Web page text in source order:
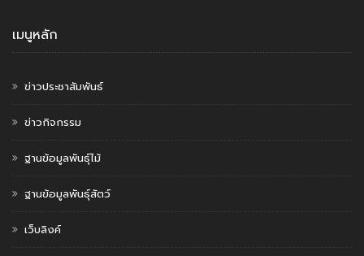
เมนูหลัก
ข่าวประชาสัมพันธ์
ข่าวกิจกรรม
ฐานข้อมูลพันธุ์ไม้
ฐานข้อมูลพันธุ์สัตว์
เว็บลิงค์